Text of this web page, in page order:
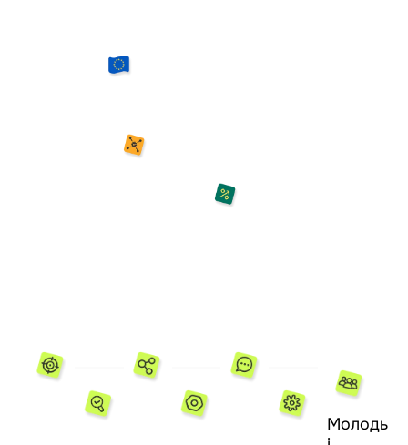
проривних рішень не лише в Україні, а й для
донорів, технологічних компаній та інвесторів,
Результат Співпраця
Свобода
Молодь